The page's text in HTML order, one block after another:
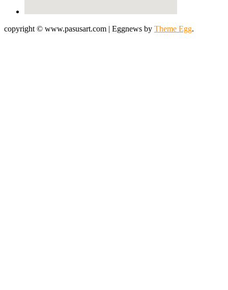
copyright © www.pasusart.com | Eggnews by Theme Egg.